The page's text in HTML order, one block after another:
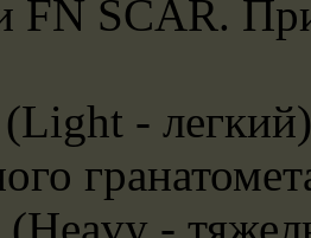
FN SCAR.
- легкий)